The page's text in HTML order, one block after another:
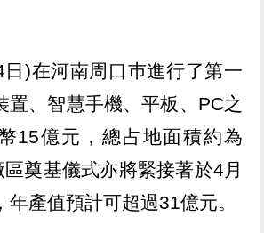
)在河南周口巿進行了第一
、智慧手機、平板、PC之
15億元，總占地面積約為
奠基儀式亦將緊接著於4月
產值預計可超過31億元。